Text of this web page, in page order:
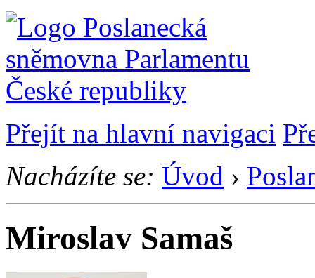
Přejít na hlavní navigaci
Nacházíte se: Úvod ›
Miroslav Samaš